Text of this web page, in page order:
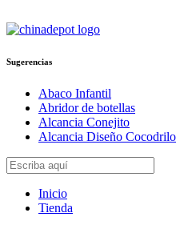
Sugerencias
Abaco Infantil
Abridor de botellas
Alcancia Conejito
Alcancia Diseño Cocodrilo
Inicio
Tienda